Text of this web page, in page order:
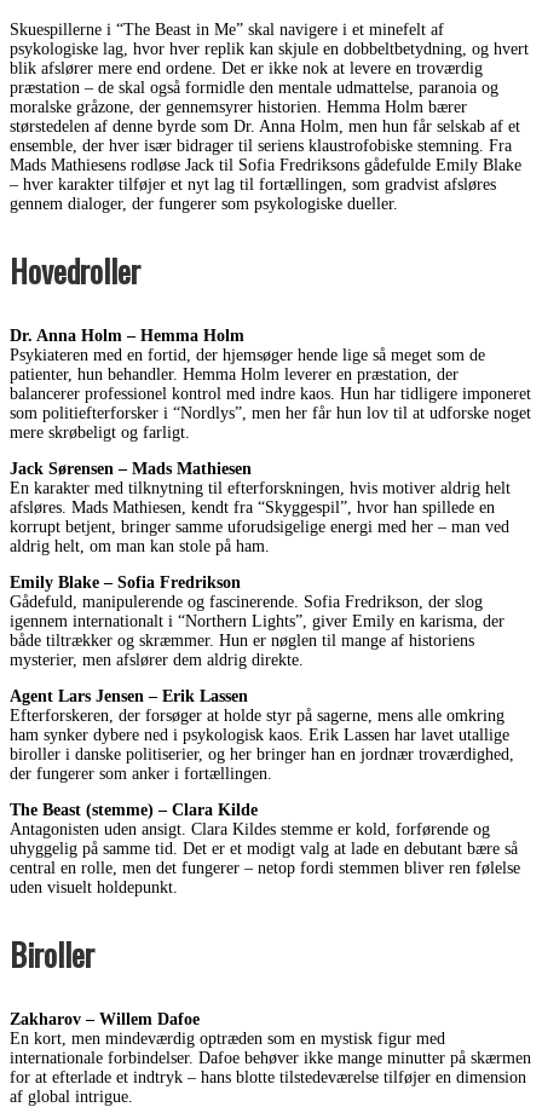
Skuespillerne i “The Beast in Me” skal navigere i et minefelt af
psykologiske lag, hvor hver replik kan skjule en dobbeltbetydning, og hvert
blik afslører mere end ordene. Det er ikke nok at levere en troværdig
præstation – de skal også formidle den mentale udmattelse, paranoia og
moralske gråzone, der gennemsyrer historien. Hemma Holm bærer
størstedelen af denne byrde som Dr. Anna Holm, men hun får selskab af et
ensemble, der hver især bidrager til seriens klaustrofobiske stemning. Fra
Mads Mathiesens rodløse Jack til Sofia Fredriksons gådefulde Emily Blake
– hver karakter tilføjer et nyt lag til fortællingen, som gradvist afsløres
gennem dialoger, der fungerer som psykologiske dueller.
Hovedroller
Dr. Anna Holm – Hemma Holm
Psykiateren med en fortid, der hjemsøger hende lige så meget som de
patienter, hun behandler. Hemma Holm leverer en præstation, der
balancerer professionel kontrol med indre kaos. Hun har tidligere imponeret
som politiefterforsker i “Nordlys”, men her får hun lov til at udforske noget
mere skrøbeligt og farligt.
Jack Sørensen – Mads Mathiesen
En karakter med tilknytning til efterforskningen, hvis motiver aldrig helt
afsløres. Mads Mathiesen, kendt fra “Skyggespil”, hvor han spillede en
korrupt betjent, bringer samme uforudsigelige energi med her – man ved
aldrig helt, om man kan stole på ham.
Emily Blake – Sofia Fredrikson
Gådefuld, manipulerende og fascinerende. Sofia Fredrikson, der slog
igennem internationalt i “Northern Lights”, giver Emily en karisma, der
både tiltrækker og skræmmer. Hun er nøglen til mange af historiens
mysterier, men afslører dem aldrig direkte.
Agent Lars Jensen – Erik Lassen
Efterforskeren, der forsøger at holde styr på sagerne, mens alle omkring
ham synker dybere ned i psykologisk kaos. Erik Lassen har lavet utallige
biroller i danske politiserier, og her bringer han en jordnær troværdighed,
der fungerer som anker i fortællingen.
The Beast (stemme) – Clara Kilde
Antagonisten uden ansigt. Clara Kildes stemme er kold, forførende og
uhyggelig på samme tid. Det er et modigt valg at lade en debutant bære så
central en rolle, men det fungerer – netop fordi stemmen bliver ren følelse
uden visuelt holdepunkt.
Biroller
Zakharov – Willem Dafoe
En kort, men mindeværdig optræden som en mystisk figur med
internationale forbindelser. Dafoe behøver ikke mange minutter på skærmen
for at efterlade et indtryk – hans blotte tilstedeværelse tilføjer en dimension
af global intrigue.